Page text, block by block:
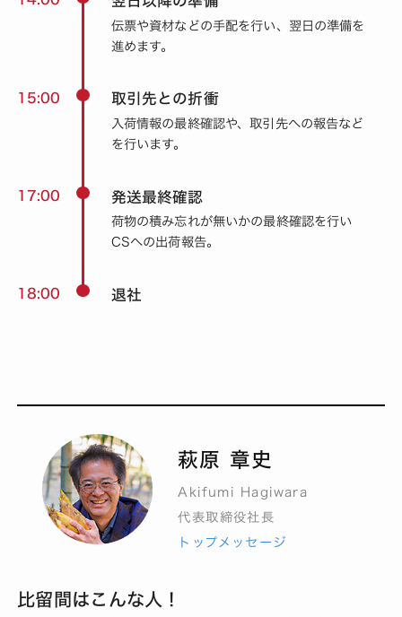
伝票や資材などの手配を行い、翌日の準備を
進めます。
15:00 取引先との折衝
入荷情報の最終確認や、取引先への報告など
を行います。
17:00 発送最終確認
荷物の積み忘れが無いかの最終確認を行い
CSへの出荷報告。
18:00 退社
萩原 章史
Akifumi Hagiwara
代表取締役社長
トップメッセージ
比留間はこんな人！